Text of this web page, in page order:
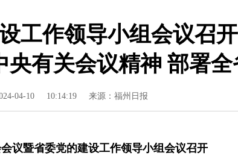
工作领导小组会议召
有关会议精神 部署
04-10 10:14:19 来源：福州日报
议暨省委党的建设工作领导小组会议召开